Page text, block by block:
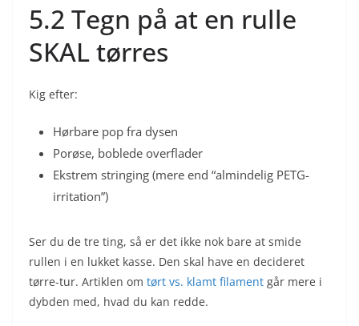
5.2 Tegn på at en rulle
SKAL tørres
Kig efter:
Hørbare pop fra dysen
Porøse, boblede overflader
Ekstrem stringing (mere end “almindelig PETG-
irritation”)
Ser du de tre ting, så er det ikke nok bare at smide
rullen i en lukket kasse. Den skal have en decideret
tørre-tur. Artiklen om tørt vs. klamt filament går mere i
dybden med, hvad du kan redde.